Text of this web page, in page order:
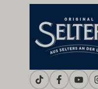
TiktokFacebook